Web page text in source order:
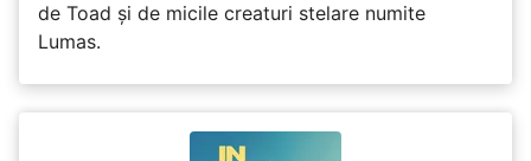
de Toad și de micile creaturi stelare numite
Lumas.